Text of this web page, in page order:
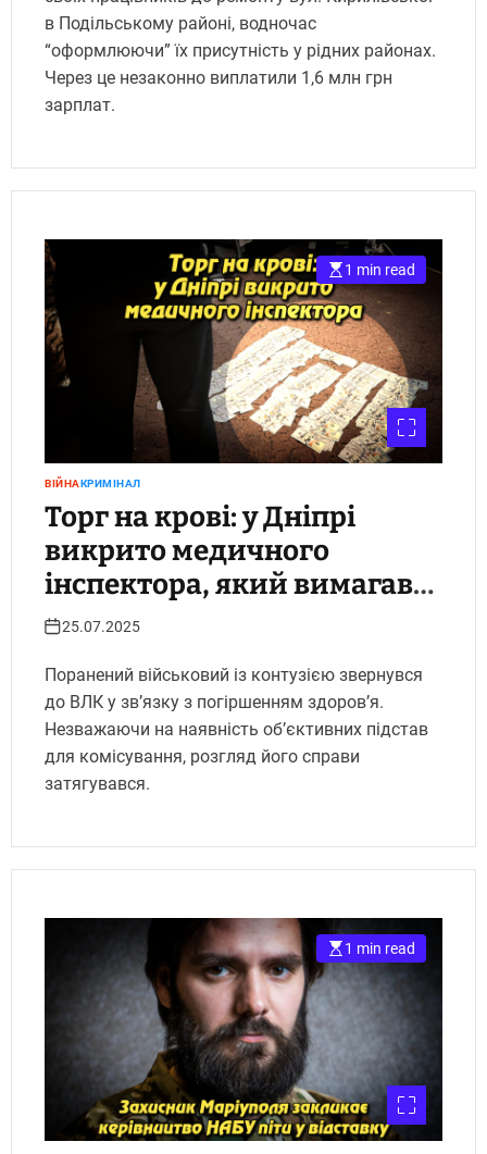
в Подільському районі, водночас
“оформлюючи” їх присутність у рідних районах.
Через це незаконно виплатили 1,6 млн грн
зарплат.
1 min read
ВІЙНАКРИМІНАЛ
Торг на крові: у Дніпрі
викрито медичного
інспектора, який вимагав
$4 тисячі за комісування
Укрінфопрес.
25.07.2025
Поранений військовий із контузією звернувся
до ВЛК у зв’язку з погіршенням здоров’я.
Незважаючи на наявність об’єктивних підстав
для комісування, розгляд його справи
затягувався.
1 min read